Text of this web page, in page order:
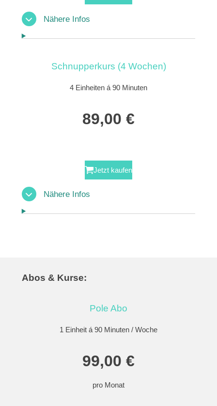
Nähere Infos
Schnupperkurs (4 Wochen)
4 Einheiten á 90 Minuten
89,00 €
Jetzt kaufen
Nähere Infos
Abos & Kurse:
Pole Abo
1 Einheit á 90 Minuten / Woche
99,00 €
pro Monat